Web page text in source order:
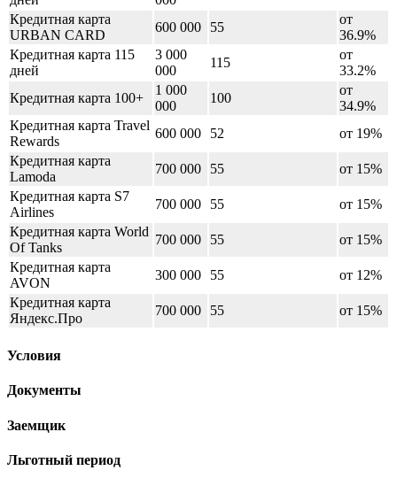
Кредитная карта
URBAN CARD
600 000 55
от
36.9%
Кредитная карта 115
дней
3 000
000
115
от
33.2%
Кредитная карта 100+
1 000
000
100
от
34.9%
Кредитная карта Travel
Rewards
600 000 52
от 19%
Кредитная карта
Lamoda
700 000 55
от 15%
Кредитная карта S7
Airlines
700 000 55
от 15%
Кредитная карта World
Of Tanks
700 000 55
от 15%
Кредитная карта
AVON
300 000 55
от 12%
Кредитная карта
Яндекс.Про
700 000 55 от 15%
Условия
Документы
Заемщик
Льготный период